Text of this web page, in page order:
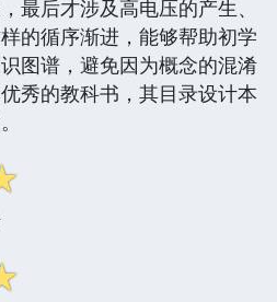
最后才涉及高电压的产生、
的循序渐进，能够帮助初学
图谱，避免因为概念的混淆
秀的教科书，其目录设计本